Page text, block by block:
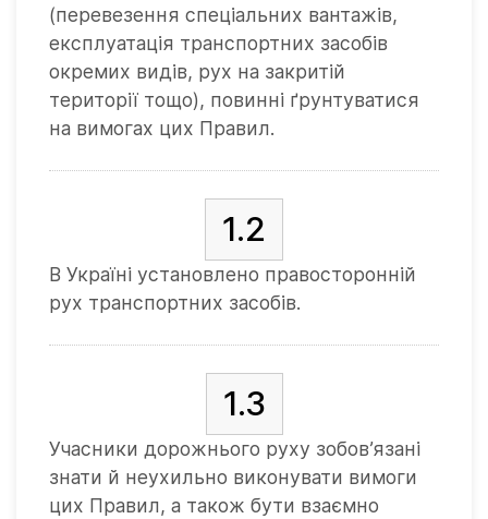
(перевезення спеціальних вантажів,
експлуатація транспортних засобів
окремих видів, рух на закритій
території тощо), повинні ґрунтуватися
на вимогах цих Правил.
1.2
В Україні установлено правосторонній
рух транспортних засобів.
1.3
Учасники дорожнього руху зобов’язані
знати й неухильно виконувати вимоги
цих Правил, а також бути взаємно